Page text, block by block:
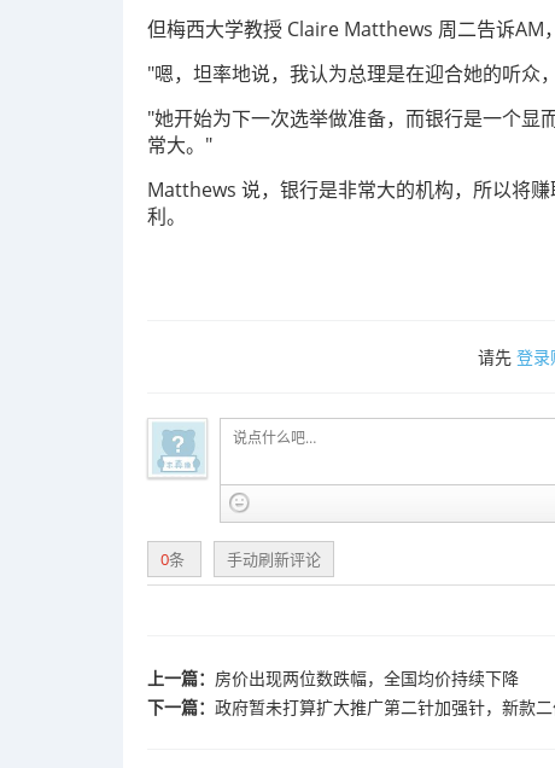
但梅西大学教授 Claire Matthews 周二告诉AM
"嗯，坦率地说，我认为总理是在迎合她的听众
"她开始为下一次选举做准备，而银行是一个显
常大。"
Matthews 说，银行是非常大的机构，所以将
利。
请先 登录
0条 手动刷新评论
上一篇： 房价出现两位数跌幅，全国均价持续下降
下一篇： 政府暂未打算扩大推广第二针加强针，新款